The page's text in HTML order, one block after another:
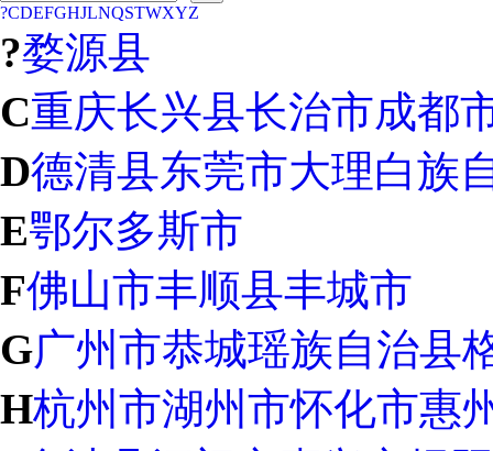
?CDEFGHJLNQSTWXYZ
?婺源县
C重庆长兴县长治市成都
D德清县东莞市大理白族
E鄂尔多斯市
F佛山市丰顺县丰城市
G广州市恭城瑶族自治县
H杭州市湖州市怀化市惠